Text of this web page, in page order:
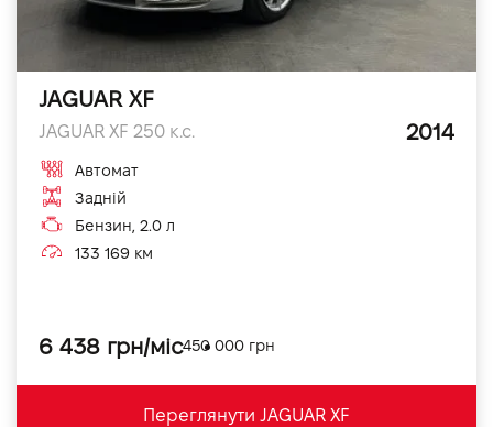
JAGUAR XF
JAGUAR XF 250 к.с. 2014
Автомат
Задній
Бензин, 2.0 л
133 169 км
6 438 грн/міс450 000 грн
Переглянути JAGUAR XF